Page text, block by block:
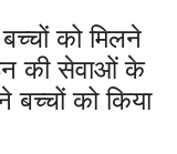
को मिलने
की सेवाओं के
बच्चों को किया